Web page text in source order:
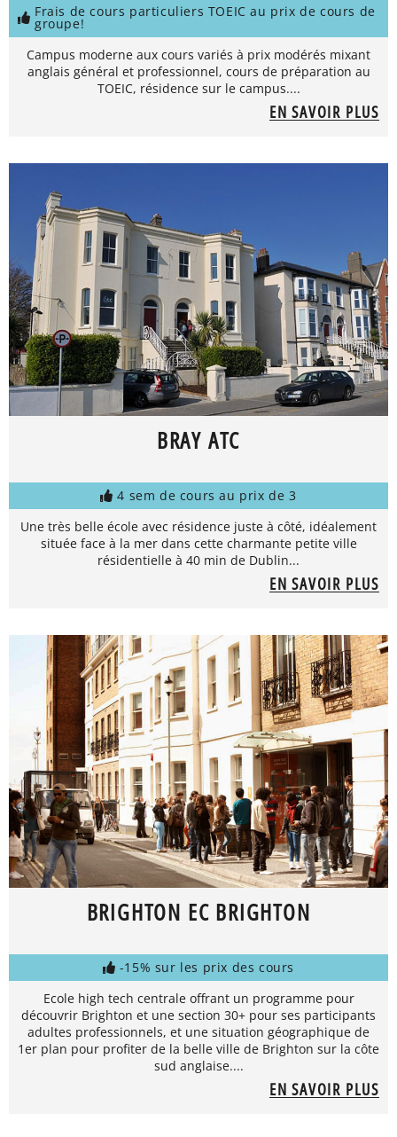
Frais de cours particuliers TOEIC au prix de cours de
groupe!
Campus moderne aux cours variés à prix modérés mixant
anglais général et professionnel, cours de préparation au
TOEIC, résidence sur le campus....
EN SAVOIR PLUS
BRAY ATC
4 sem de cours au prix de 3
Une très belle école avec résidence juste à côté, idéalement
située face à la mer dans cette charmante petite ville
résidentielle à 40 min de Dublin...
EN SAVOIR PLUS
BRIGHTON EC BRIGHTON
-15% sur les prix des cours
Ecole high tech centrale offrant un programme pour
découvrir Brighton et une section 30+ pour ses participants
adultes professionnels, et une situation géographique de
1er plan pour profiter de la belle ville de Brighton sur la côte
sud anglaise....
EN SAVOIR PLUS